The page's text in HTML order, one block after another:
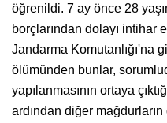
öğrenildi. 7 ay önce 28
borçlarından dolayı intihar
Jandarma Komutanlığı'na
ölümünden bunlar,
yapılanmasının ortaya
ardından diğer